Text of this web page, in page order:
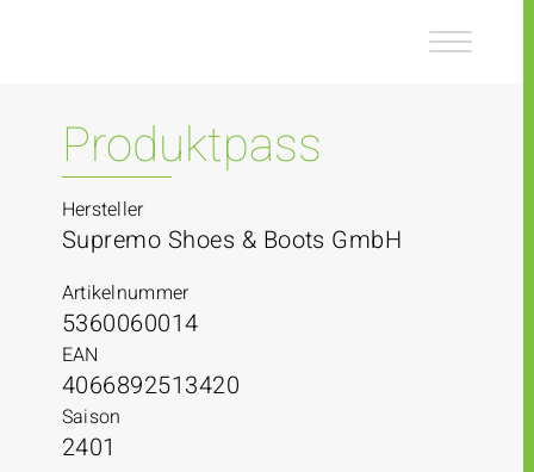
Produktpass
Hersteller
Supremo Shoes & Boots GmbH
Artikelnummer
5360060014
EAN
4066892513420
Saison
2401